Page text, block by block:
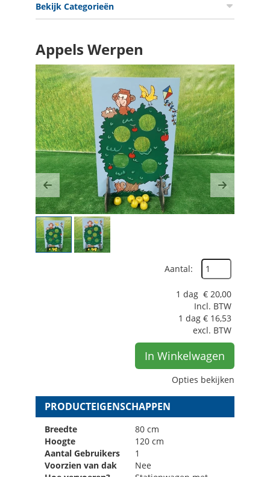
Bekijk Categorieën
Appels Werpen
Previous Next
Aantal:
1 dag € 20,00
Incl. BTW
1 dag € 16,53
excl. BTW
In Winkelwagen
Opties bekijken
PRODUCTEIGENSCHAPPEN
Breedte
80 cm
Hoogte
120 cm
Aantal Gebruikers
1
Voorzien van dak
Nee